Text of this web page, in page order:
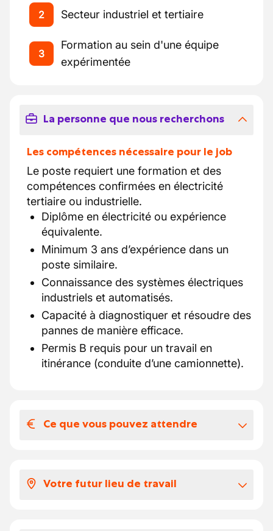
2 Secteur industriel et tertiaire
3
Formation au sein d'une équipe
expérimentée
La personne que nous recherchons
Les compétences nécessaire pour le job
Le poste requiert une formation et des
compétences confirmées en électricité
tertiaire ou industrielle.
Diplôme en électricité ou expérience
équivalente.
Minimum 3 ans d’expérience dans un
poste similaire.
Connaissance des systèmes électriques
industriels et automatisés.
Capacité à diagnostiquer et résoudre des
pannes de manière efficace.
Permis B requis pour un travail en
itinérance (conduite d’une camionnette).
Ce que vous pouvez attendre
selon votre expérience, votre salaire se
Votre futur lieu de travail